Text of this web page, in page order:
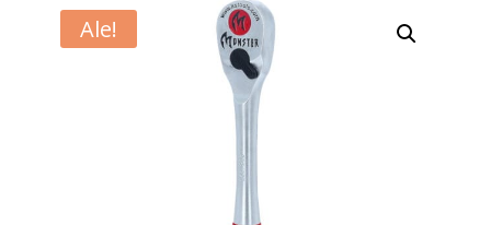
Ale!